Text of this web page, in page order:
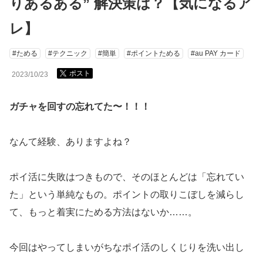
りあるある” 解決策は？【気になるア
レ】
#ためる #テクニック #簡単 #ポイントためる #au PAY カード
2023/10/23 ポスト
ガチャを回すの忘れてた〜！！！
なんて経験、ありますよね？
ポイ活に失敗はつきもので、そのほとんどは「忘れてい
た」という単純なもの。ポイントの取りこぼしを減らし
て、もっと着実にためる方法はないか……。
今回はやってしまいがちなポイ活のしくじりを洗い出し